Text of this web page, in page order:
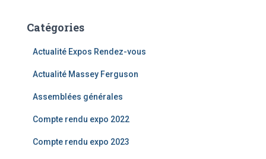
e
Catégories
Actualité Expos Rendez-vous
Actualité Massey Ferguson
Assemblées générales
Compte rendu expo 2022
Compte rendu expo 2023